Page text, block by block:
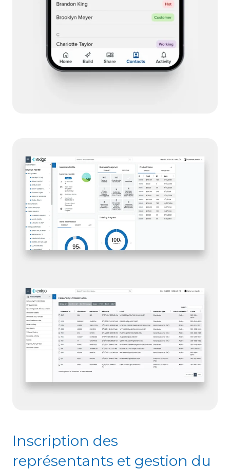
Inscription des
représentants et gestion du